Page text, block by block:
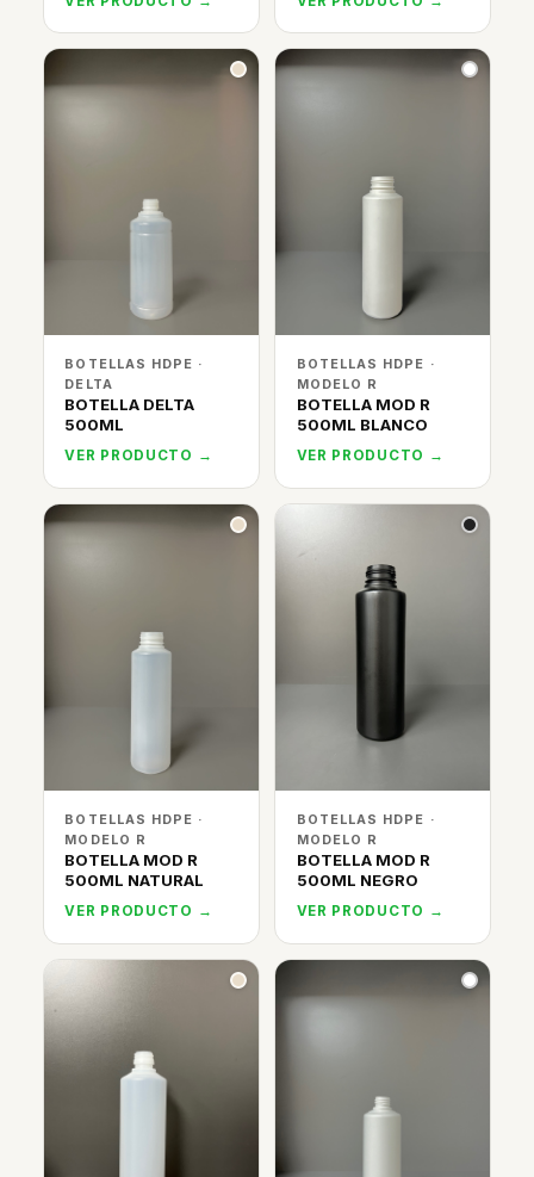
BOTELLAS HDPE ·
DELTA
BOTELLA DELTA
500ML
VER PRODUCTO →
BOTELLAS HDPE ·
MODELO R
BOTELLA MOD R
500ML BLANCO
VER PRODUCTO →
BOTELLAS HDPE ·
MODELO R
BOTELLA MOD R
500ML NATURAL
VER PRODUCTO →
BOTELLAS HDPE ·
MODELO R
BOTELLA MOD R
500ML NEGRO
VER PRODUCTO →